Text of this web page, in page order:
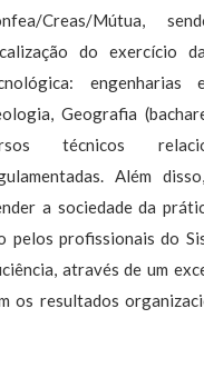
Creas/Mútua,
do exercício
engenharias
Geografia
técnicos
Além
a sociedade da
pelos profissionais do
através de um
os resultados